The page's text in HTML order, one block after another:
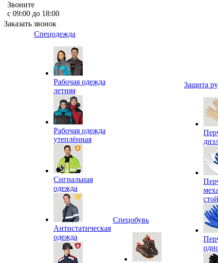
Звоните
с 09:00 до 18:00
Заказать звонок
Спецодежда
Рабочая одежда
летняя
Рабочая одежда
утеплённая
Сигнальная
одежда
Антистатическая
одежда
Спецобувь
Защита